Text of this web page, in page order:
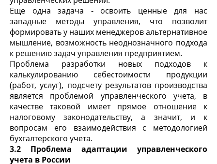
Еще одна задача - освоить ценные для нас
западные методы управления, что позволит
формировать у наших менеджеров альтернативное
мышление, возможность неоднозначного подхода
к решению задач управления предприятием.
Проблема разработки новых подходов к
калькулированию себестоимости продукции
(работ, услуг), подсчету результатов производства
является проблемой управленческого учета, в
качестве таковой имеет прямое отношение к
налоговому законодательству, а значит, и к
вопросам его взаимодействия с методологией
бухгалтерского учета.
3.2 Проблема адаптации управленческого
учета в России